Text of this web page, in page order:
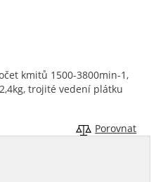
kmitů 1500-3800min-1,
trojité vedení plátku
Porovnat